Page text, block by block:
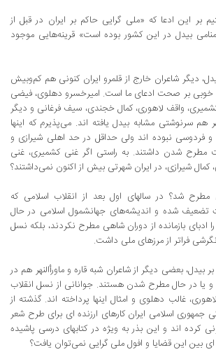
بر این ادعا که «ملی گرایی حاکم بر ایران در قبل از
بیدل در این کشور بوده ‌است» قرینه‌هایی موجود
دیگر شاعران خارج از قلمرو ایران کنونی هم کم‌وبیش
خوبی بر صحت ادعای ما است‌. امیرخسرو دهلوی‌، فیضی
واقف لاهوری، کمال خجندی‌، سیف فرغانی و دیگر
هم سرنوشتی مشابه بیدل یافته ‌اند. می‌پذیرم که اینها
و فردوسی نبوده‌ اند ولی حداقل در حد اهلی شیرازی و
مطرح‌ شدن داشتند. به راستی اگر غنی ‌کشمیری‌، غنی
شیرازی، در ایران شهرتی بیش از اکنون نمی‌داشتند؟
شد؟ در سالهای اول بعد از انقلاب اسلامی که
تضعیف شده و اندیشه‌های جهانشمول اسلامی در حال
ادبای بازمانده از دوران شاهی مطرح نکردند، بلکه نسل
فراتر از مرزهای ملی داشت‌.
بیدل‌، بعضی دیگر از شاعران شبه ‌قاره و ماورأالنهر هم در
و یا در حال مطرح ‌شدن هستند. جوانانی از نسل انقلاب
غالب دهلوی و امثال اینها پرداخته ‌اند. گذشته از
جمهوری اسلامی ایران کارهای ارزنده ‌ای برای طرح شعر
کرده ‌اند و این بذر به ویژه در کتابهای درسی پاشیده
بین این قضایا و افول ملی ‌گرایی نمی‌توان یافت‌؟